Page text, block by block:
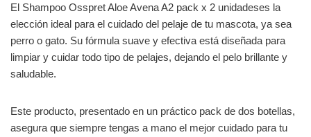
El Shampoo Osspret Aloe Avena A2 pack x 2 unidadeses la
elección ideal para el cuidado del pelaje de tu mascota, ya sea
perro o gato. Su fórmula suave y efectiva está diseñada para
limpiar y cuidar todo tipo de pelajes, dejando el pelo brillante y
saludable.
Este producto, presentado en un práctico pack de dos botellas,
asegura que siempre tengas a mano el mejor cuidado para tu